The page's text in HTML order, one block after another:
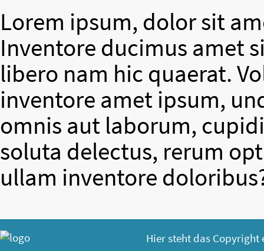
Lorem ipsum, dolor sit
Inventore ducimus amet
libero nam hic quaerat.
inventore amet ipsum,
omnis aut laborum,
soluta delectus, rerum
ullam inventore
Hier steht das Copyright